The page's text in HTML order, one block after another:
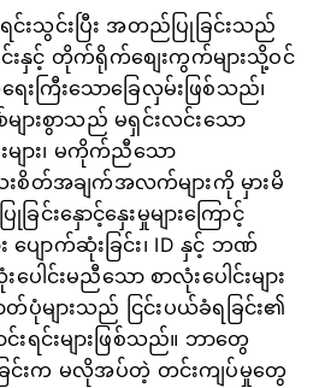
င်းသွင်းပြီး အတည်ပြုခြင်းသည်
းနှင့် တိုက်ရိုက်စျေးကွက်များသို့ဝင်
ေးကြီးသောခြေလှမ်းဖြစ်သည်၊
းစွာသည် မရှင်းလင်းသော
များ၊ မကိုက်ညီသော
တ်အချက်အလက်များကို မှားမိ
းနှောင့်နှေးမှုများကြောင့်
ျောက်ဆုံးခြင်း၊ ID နှင့် ဘဏ်
ပေါင်းမညီသော စာလုံးပေါင်းများ
များသည် ငြင်းပယ်ခံရခြင်း၏
းရင်းများဖြစ်သည်။ ဘာတွေ
င်းက မလိုအပ်တဲ့ တင်းကျပ်မှုတွေ